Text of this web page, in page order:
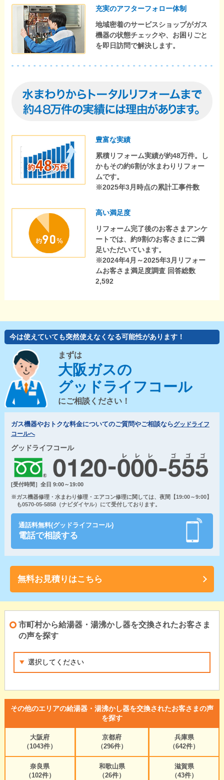
充実のアフターフォロー体制
地域密着のサービスショップがガス
機器の状態チェックや、お困りごと
を即日訪問で解決します。
豊富な実績
累積リフォーム実績が約48万件。し
かもその約6割が水まわりリフォー
ムです。
※2025年3月時点の累計工事件数
高い満足度
リフォーム完了後のお客さまアンケ
ートでは、約9割のお客さまにご満
足いただいています。
※2024年4月～2025年3月リフォー
ムお客さま満足度調査 回答総数
2,592
今は使えていても突然使えなくなる可能性があります！
まずは
大阪ガスの
グッドライフコール
にご相談ください！
ガス機器やおトクな料金についてのご質問やご相談ならグッドライフ
コールへ
グッドライフコール
[受付時間］全日 9:00～19:00
※ガス機器修理・水まわり修理・エアコン修理に関しては、夜間【19:00～9:00】
も0570-05-5858（ナビダイヤル）にて受付しております。
通話料無料(グッドライフコール)
電話で相談する
無料お見積りはこちら
市町村から給湯器・湯沸かし器を交換されたお客さま
の声を探す
その他のエリアの給湯器・湯沸かし器を交換されたお客さまの声
を探す
大阪府
（1043件）
京都府
（296件）
兵庫県
（642件）
奈良県
（102件）
和歌山県
（26件）
滋賀県
（43件）